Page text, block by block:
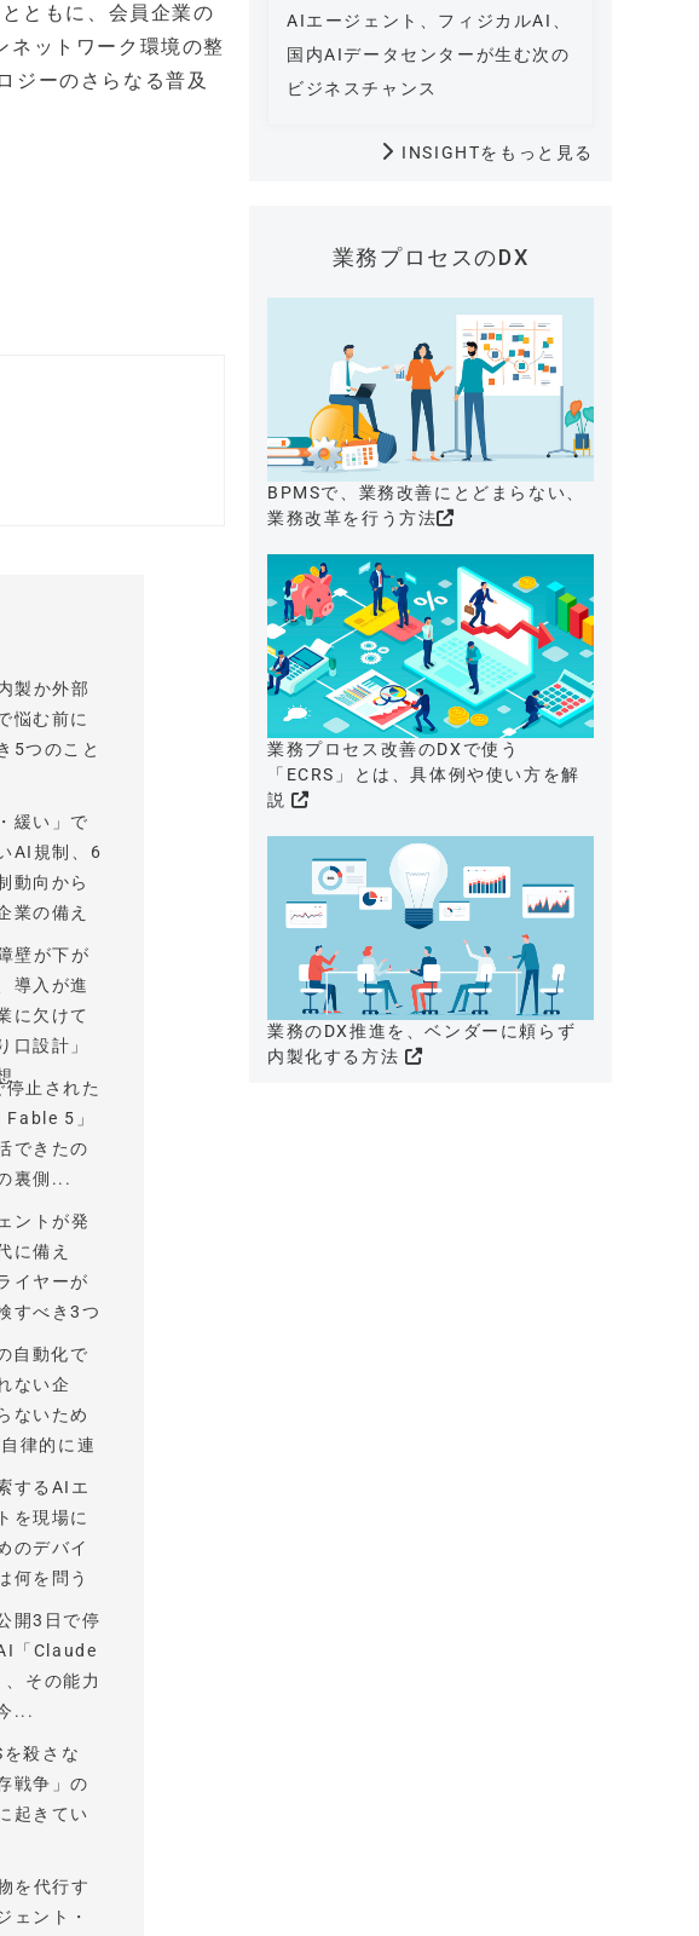
ともに、会員企業の
ネットワーク環境の整
ジーのさらなる普及
製か外部
悩む前に
5つのこと
緩い」で
AI規制、6
動向から
業の備え
壁が下が
導入が進
に欠けて
口設計」
止された
Fable 5」
できたの
裏側...
ントが発
に備え
イヤーが
すべき3つ
自動化で
ない企
ないため
律的に連
するAIエ
を現場に
のデバイ
何を問う
開3日で停
「Claude
その能力
...
殺さな
戦争」の
起きてい
を代行す
ェント・
AIエージェント、フィジカルAI、
国内AIデータセンターが生む次の
ビジネスチャンス
INSIGHTをもっと見る
業務プロセスのDX
BPMSで、業務改善にとどまらない、
業務改革を行う方法
業務プロセス改善のDXで使う
「ECRS」とは、具体例や使い方を解
説
業務のDX推進を、ベンダーに頼らず
内製化する方法